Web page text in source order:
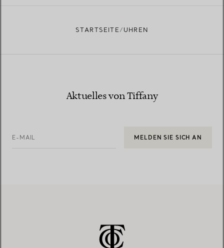
STARTSEITE UHREN
Aktuelles von Tiffany
E-MAIL MELDEN SIE SICH AN